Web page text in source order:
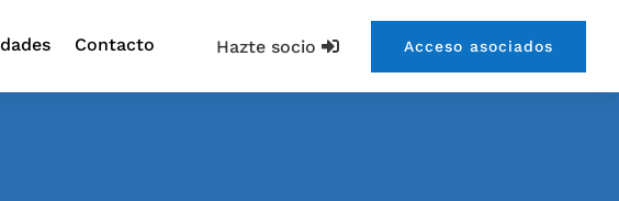
Hazte socio Acceso asociados
Contacto